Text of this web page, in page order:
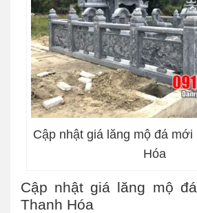
Cập nhật giá lăng mộ đá mới
Hóa
Cập nhật giá lăng mộ
Thanh Hóa